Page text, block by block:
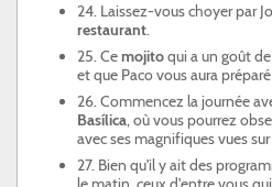
24. Laissez-vous choyer par
restaurant.
25. Cemojitoqui a un goût
et que Paco vous aura
26. Commencez la journée
Basílica, où vous pourrez
avec ses magnifiques vues
27. Bien qu'il y ait des